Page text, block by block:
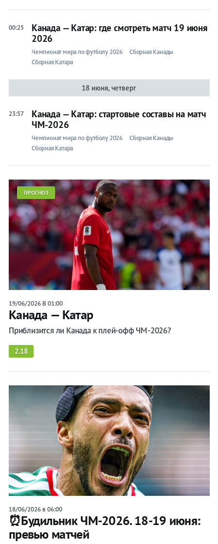
00:25
Канада — Катар: где смотреть матч 19 июня
2026
Чемпионат мира по футболу 2026
Сборная Канады
Сборная Катара
18 июня, четверг
23:57
Канада — Катар: стартовые составы на матч
ЧМ-2026
Чемпионат мира по футболу 2026
Сборная Канады
Сборная Катара
ПРОГНОЗ
19/06/2026 В 01:00
Канада — Катар
Приблизится ли Канада к плей-офф ЧМ-2026?
2.18
18/06/2026 в 06:00
⏰Будильник ЧМ-2026. 18-19 июня:
превью матчей